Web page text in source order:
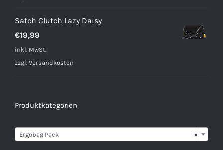
Satch Clutch Lazy Daisy
€19,99
inkl. MwSt.
zzgl. Versandkosten
Produktkategorien
×
Ergobag Pack